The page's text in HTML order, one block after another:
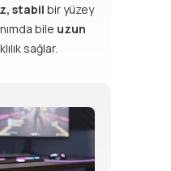
stabil bir yüzey
bile uzun
sağlar.